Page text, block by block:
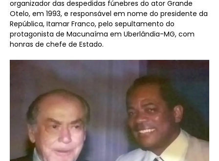
organizador das despedidas fúnebres do ator Grande
Otelo, em 1993, e responsável em nome do presidente da
República, Itamar Franco, pelo sepultamento do
protagonista de Macunaíma em Uberlândia-MG, com
honras de chefe de Estado.